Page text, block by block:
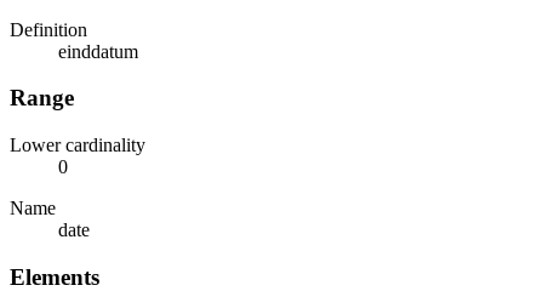
Definition
einddatum
Range
Lower cardinality
0
Name
date
Elements